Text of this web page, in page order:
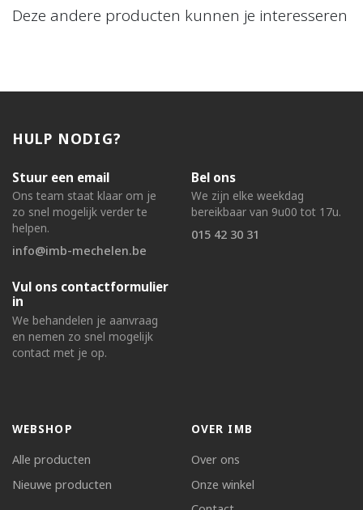
Deze andere producten kunnen je interesseren
HULP NODIG?
Stuur een email
Ons team staat klaar om je
zo snel mogelijk verder te
helpen.
info@imb-mechelen.be
Bel ons
We zijn elke weekdag
bereikbaar van 9u00 tot 17u.
015 42 30 31
Vul ons contactformulier
in
We behandelen je aanvraag
en nemen zo snel mogelijk
contact met je op.
WEBSHOP
Alle producten
Nieuwe producten
OVER IMB
Over ons
Onze winkel